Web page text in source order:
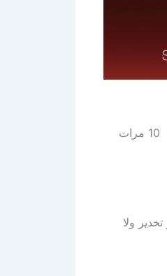
اما عن سعر سبراي أكانزا فيبلغ سعر العبوه الواحدة 55 جنيه مصري والعبوه تكفي 10 مرات
ولا